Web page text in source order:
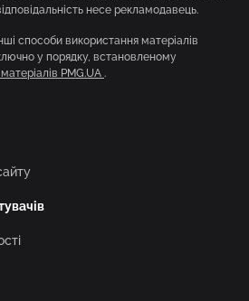
несе рекламодавець.
способи використання матеріалів
у порядку, встановленому
PMG.UA .